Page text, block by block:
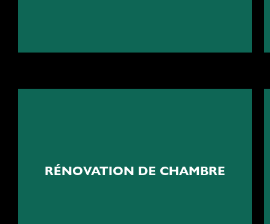
RÉNOVATION DE CHAMBRE